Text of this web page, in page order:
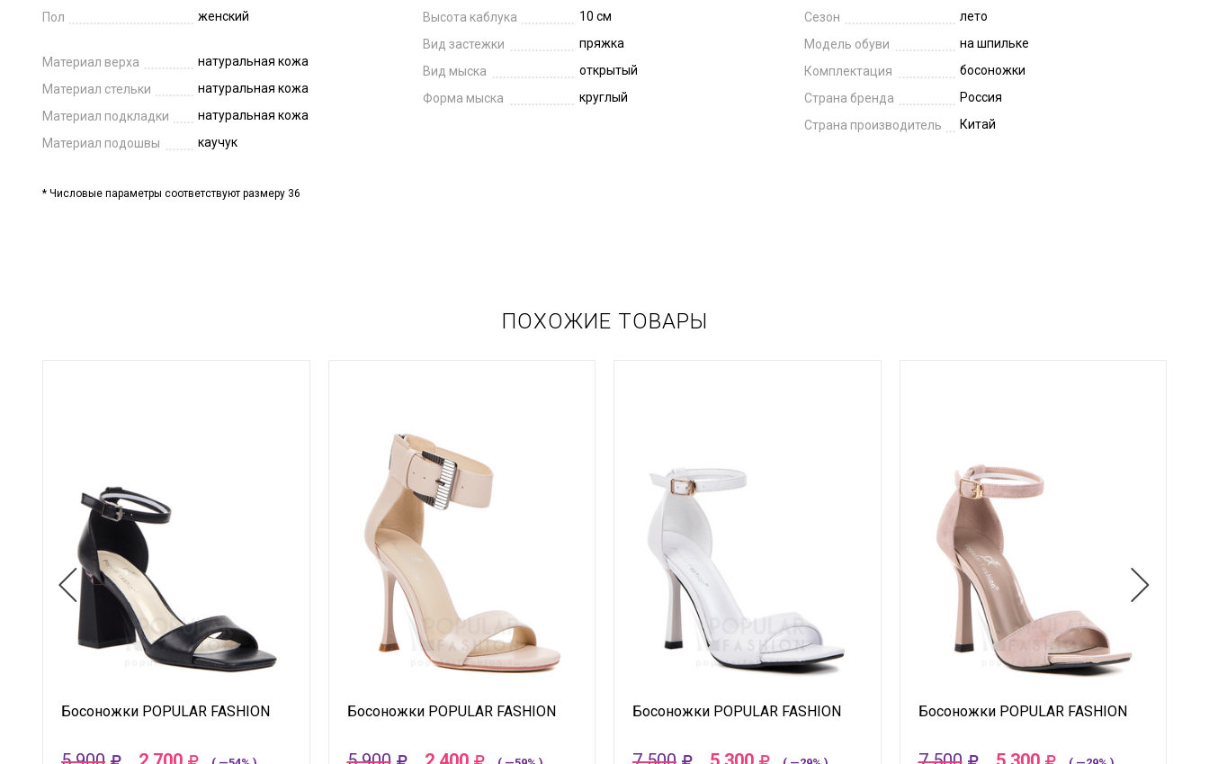
Пол женский
Материал верха
натуральная кожа
Материал стельки
натуральная кожа
Материал подкладки
натуральная кожа
Материал подошвы
каучук
Высота каблука
10 см
Вид застежки
пряжка
Вид мыска
открытый
Форма мыска
круглый
Сезон
лето
Модель обуви
на шпильке
Комплектация
босоножки
Страна бренда
Россия
Страна производитель
Китай
* Числовые параметры соответствуют размеру 36
ПОХОЖИЕ ТОВАРЫ
Босоножки POPULAR FASHION Босоножки POPULAR FASHION Босоножки POPULAR FASHION Босоножки POPULAR FASHION